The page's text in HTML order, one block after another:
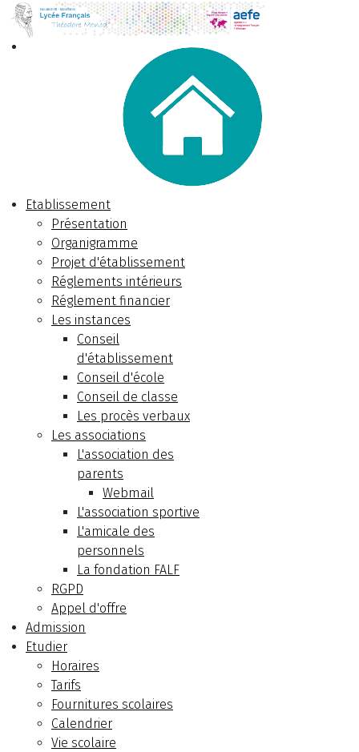
Etablissement
Présentation
Organigramme
Projet d'établissement
Réglements intérieurs
Réglement financier
Les instances
Conseil
d'établissement
Conseil d'école
Conseil de classe
Les procès verbaux
Les associations
L'association des
parents
Webmail
L'association sportive
L'amicale des
personnels
La fondation FALF
RGPD
Appel d'offre
Admission
Etudier
Horaires
Tarifs
Fournitures scolaires
Calendrier
Vie scolaire